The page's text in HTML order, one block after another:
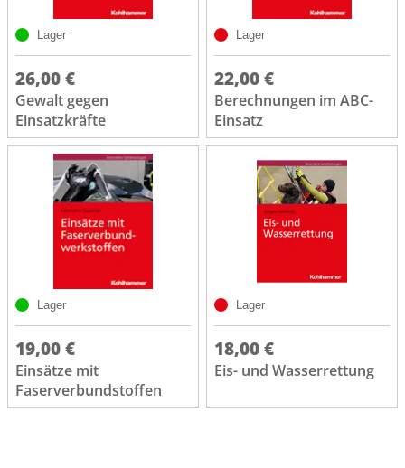
Lager
26,00 €
Gewalt gegen
Einsatzkräfte
Lager
22,00 €
Berechnungen im ABC-
Einsatz
Lager
19,00 €
Einsätze mit
Faserverbundstoffen
Lager
18,00 €
Eis- und Wasserrettung